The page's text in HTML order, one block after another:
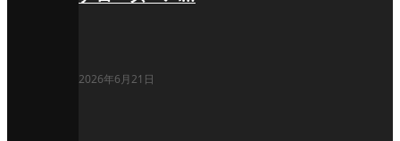
2026年6月21日